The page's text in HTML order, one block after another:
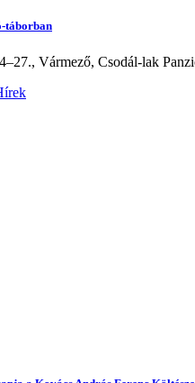
táborban
Vármező, Csodál-lak